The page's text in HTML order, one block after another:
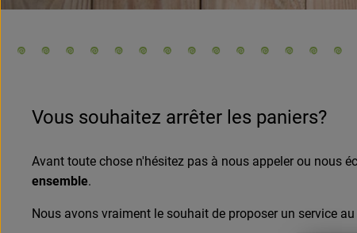
Vous souhaitez arrêter les paniers?
Avant toute chose n'hésitez pas à nous appeler ou nous
ensemble.
Nous avons vraiment le souhait de proposer un service